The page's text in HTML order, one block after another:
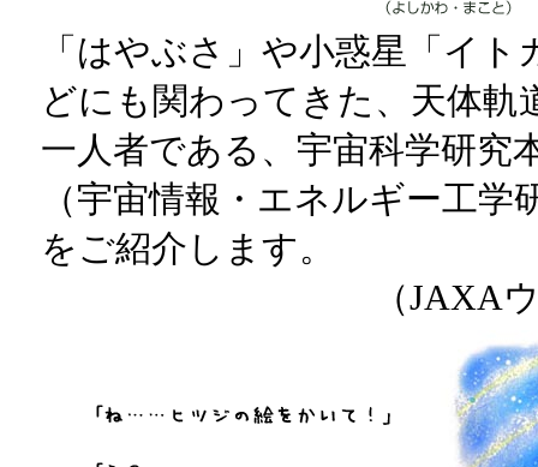
「はやぶさ」や小惑星「イ
どにも関わってきた、天体軌
一人者である、宇宙科学研究
（宇宙情報・エネルギー工学
をご紹介します。
（JAXA